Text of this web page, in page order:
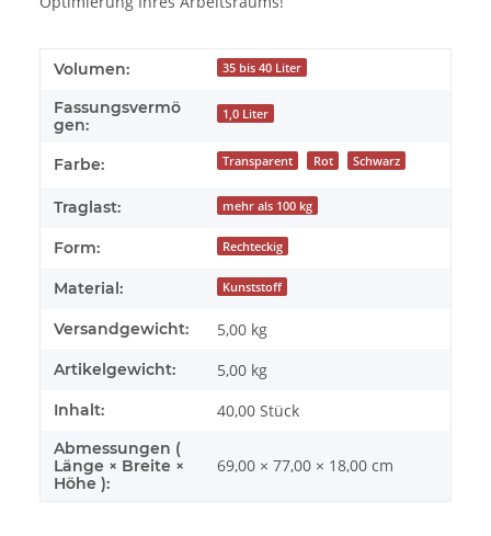
Volumen: 35 bis 40 Liter
Fassungsvermö
gen:
1,0 Liter
Farbe: Transparent Rot Schwarz
Traglast: mehr als 100 kg
Form: Rechteckig
Material: Kunststoff
Versandgewicht: 5,00 kg
Artikelgewicht: 5,00 kg
Inhalt: 40,00 Stück
Abmessungen (
Länge × Breite ×
Höhe ):
69,00 × 77,00 × 18,00 cm